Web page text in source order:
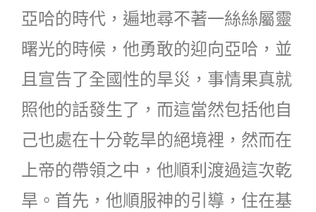
亞哈的時代，遍地尋不著一絲絲屬靈
曙光的時候，他勇敢的迎向亞哈，並
且宣告了全國性的旱災，事情果真就
照他的話發生了，而這當然包括他自
己也處在十分乾旱的絕境裡，然而在
上帝的帶領之中，他順利渡過這次乾
旱。首先，他順服神的引導，住在基